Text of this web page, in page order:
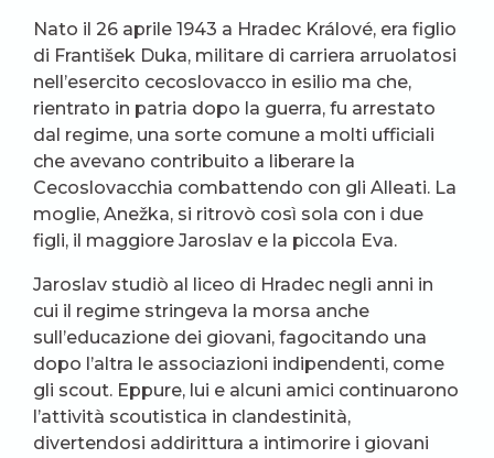
Nato il 26 aprile 1943 a Hradec Králové, era figlio
di František Duka, militare di carriera arruolatosi
nell’esercito cecoslovacco in esilio ma che,
rientrato in patria dopo la guerra, fu arrestato
dal regime, una sorte comune a molti ufficiali
che avevano contribuito a liberare la
Cecoslovacchia combattendo con gli Alleati. La
moglie, Anežka, si ritrovò così sola con i due
figli, il maggiore Jaroslav e la piccola Eva.
Jaroslav studiò al liceo di Hradec negli anni in
cui il regime stringeva la morsa anche
sull’educazione dei giovani, fagocitando una
dopo l’altra le associazioni indipendenti, come
gli scout. Eppure, lui e alcuni amici continuarono
l’attività scoutistica in clandestinità,
divertendosi addirittura a intimorire i giovani